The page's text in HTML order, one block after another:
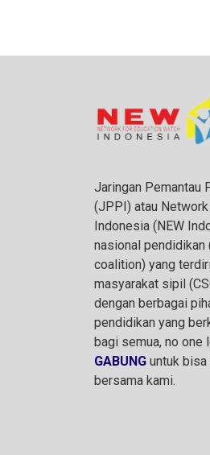
Jaringan Pemantau
(JPPI) atau
Indonesia (NEW
nasional pendidikan
coalition) yang
masyarakat sipil
dengan berbagai
pendidikan yang
bagi semua, no one
GABUNG untuk
bersama kami.